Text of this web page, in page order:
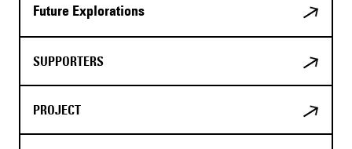
Future Explorations
SUPPORTERS
PROJECT